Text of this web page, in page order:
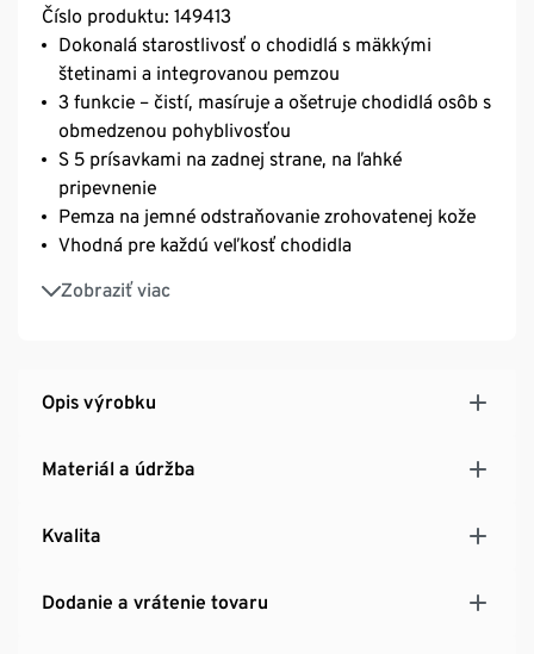
Číslo produktu: 149413
Dokonalá starostlivosť o chodidlá s mäkkými
štetinami a integrovanou pemzou
3 funkcie – čistí, masíruje a ošetruje chodidlá osôb s
obmedzenou pohyblivosťou
S 5 prísavkami na zadnej strane, na ľahké
pripevnenie
Pemza na jemné odstraňovanie zrohovatenej kože
Vhodná pre každú veľkosť chodidla
Zobraziť viac
Kozmetická pomôcka vhodná aj pre citlivé chodidlá
Opis výrobku
Materiál a údržba
Kvalita
Dodanie a vrátenie tovaru